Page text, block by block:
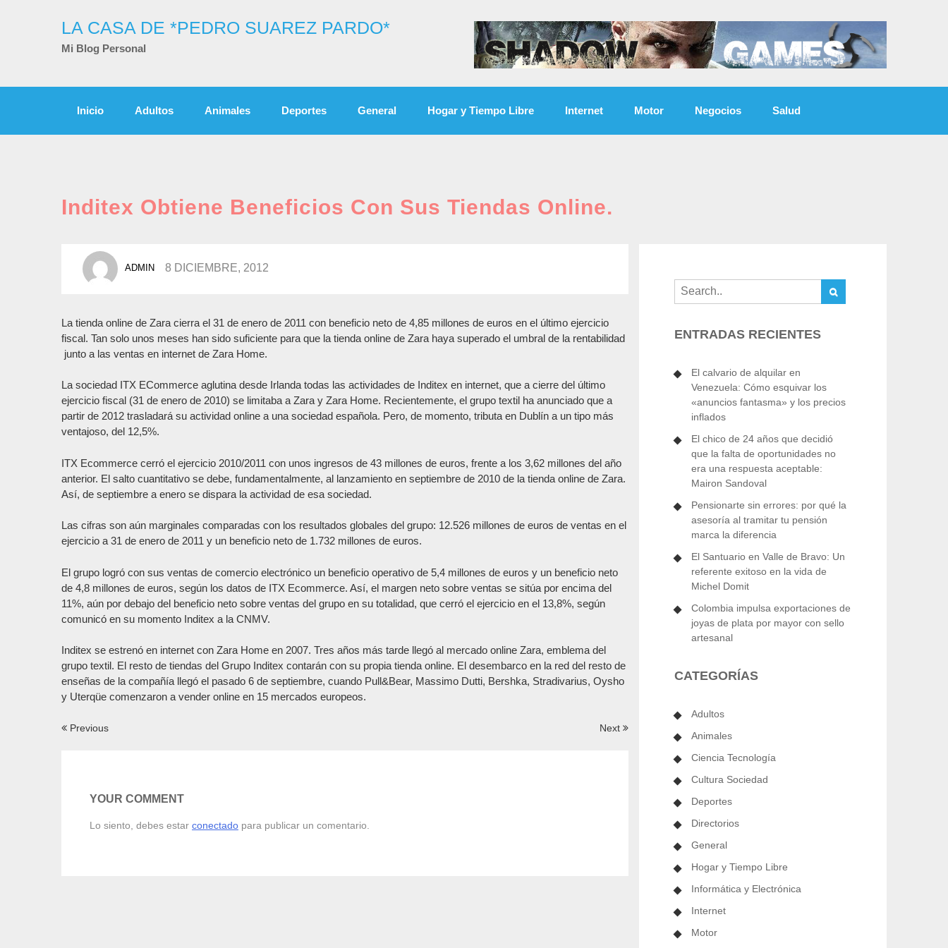
LA CASA DE *PEDRO SUAREZ PARDO*
Mi Blog Personal
Inicio Adultos Animales Deportes General Hogar y Tiempo Libre Internet Motor Negocios Salud
Inditex Obtiene Beneficios Con Sus Tiendas Online.
BY
ADMIN 8 DICIEMBRE, 2012
La tienda online de Zara cierra el 31 de enero de 2011 con beneficio neto de 4,85 millones de euros en el último ejercicio
fiscal. Tan solo unos meses han sido suficiente para que la tienda online de Zara haya superado el umbral de la rentabilidad
junto a las ventas en internet de Zara Home.
La sociedad ITX ECommerce aglutina desde Irlanda todas las actividades de Inditex en internet, que a cierre del último
ejercicio fiscal (31 de enero de 2010) se limitaba a Zara y Zara Home. Recientemente, el grupo textil ha anunciado que a
partir de 2012 trasladará su actividad online a una sociedad española. Pero, de momento, tributa en Dublín a un tipo más
ventajoso, del 12,5%.
ITX Ecommerce cerró el ejercicio 2010/2011 con unos ingresos de 43 millones de euros, frente a los 3,62 millones del año
anterior. El salto cuantitativo se debe, fundamentalmente, al lanzamiento en septiembre de 2010 de la tienda online de Zara.
Así, de septiembre a enero se dispara la actividad de esa sociedad.
Las cifras son aún marginales comparadas con los resultados globales del grupo: 12.526 millones de euros de ventas en el
ejercicio a 31 de enero de 2011 y un beneficio neto de 1.732 millones de euros.
El grupo logró con sus ventas de comercio electrónico un beneficio operativo de 5,4 millones de euros y un beneficio neto
de 4,8 millones de euros, según los datos de ITX Ecommerce. Así, el margen neto sobre ventas se sitúa por encima del
11%, aún por debajo del beneficio neto sobre ventas del grupo en su totalidad, que cerró el ejercicio en el 13,8%, según
comunicó en su momento Inditex a la CNMV.
Inditex se estrenó en internet con Zara Home en 2007. Tres años más tarde llegó al mercado online Zara, emblema del
grupo textil. El resto de tiendas del Grupo Inditex contarán con su propia tienda online. El desembarco en la red del resto de
enseñas de la compañía llegó el pasado 6 de septiembre, cuando Pull&Bear, Massimo Dutti, Bershka, Stradivarius, Oysho
y Uterqüe comenzaron a vender online en 15 mercados europeos.
Navegación
Previous Next
YOUR COMMENT
Lo siento, debes estar conectado para publicar un comentario.
ENTRADAS RECIENTES
El calvario de alquilar en
Venezuela: Cómo esquivar los
«anuncios fantasma» y los precios
inflados
El chico de 24 años que decidió
que la falta de oportunidades no
era una respuesta aceptable:
Mairon Sandoval
Pensionarte sin errores: por qué la
asesoría al tramitar tu pensión
marca la diferencia
El Santuario en Valle de Bravo: Un
referente exitoso en la vida de
Michel Domit
Colombia impulsa exportaciones de
joyas de plata por mayor con sello
artesanal
CATEGORÍAS
Adultos
Animales
Ciencia Tecnología
Cultura Sociedad
Deportes
Directorios
General
Hogar y Tiempo Libre
Informática y Electrónica
Internet
Motor